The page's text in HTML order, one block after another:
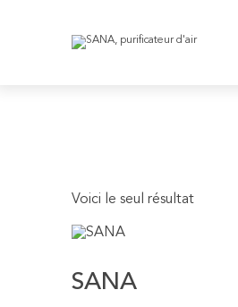
Voici le seul résultat
SANA